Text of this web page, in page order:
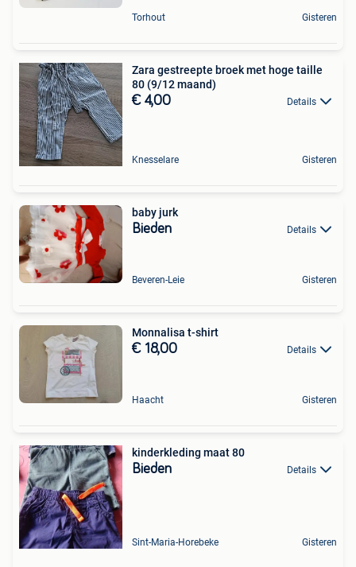
Torhout Gisteren
Zara gestreepte broek met hoge taille
80 (9/12 maand)
€ 4,00 Details
Knesselare Gisteren
baby jurk
Bieden Details
Beveren-Leie Gisteren
Monnalisa t-shirt
€ 18,00 Details
Haacht Gisteren
kinderkleding maat 80
Bieden Details
Sint-Maria-Horebeke Gisteren